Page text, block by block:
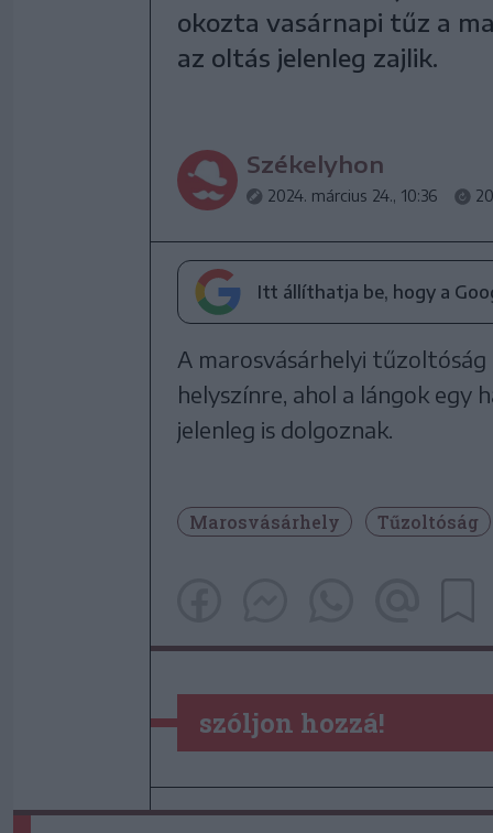
okozta vasárnapi tűz a
az oltás jelenleg zajlik.
Székelyhon
2024. március 24., 10:36
Itt állíthatja be, hogy a
A marosvásárhelyi
helyszínre, ahol a lángok egy
jelenleg is dolgoznak.
Marosvásárhely Tűzoltóság
szóljon hozzá!